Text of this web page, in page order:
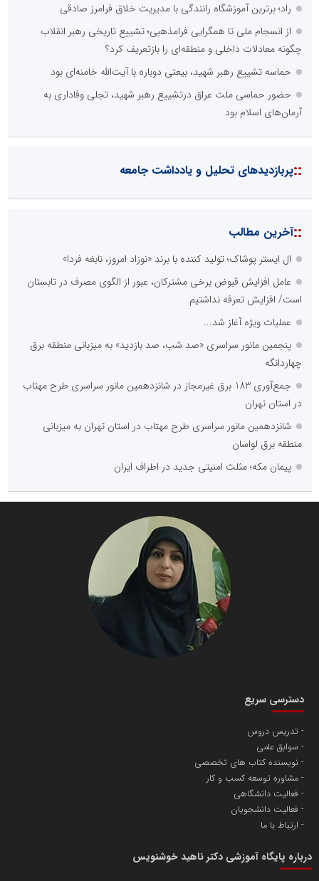
راد؛ برترین آموزشگاه رانندگی با مدیریت خلاق فرامرز صادقی
از انسجام ملی تا همگرایی فرامذهبی؛ تشییع تاریخی رهبر انقلاب
چگونه معادلات داخلی و منطقه‌ای را بازتعریف کرد؟
حماسه تشییع رهبر شهید، بیعتی دوباره با آیت‌الله خامنه‌ای بود
حضور حماسی ملت عراق درتشییع رهبر شهید، تجلی وفاداری به
آرمان‌های اسلام بود
::پربازدیدهای تحلیل و یادداشت جامعه
::آخرین مطالب
ال ایستر پوشاک؛ تولید کننده با برند «نوزاد امروز، نابغه فردا»
عامل افزایش قبوض برخی مشترکان، عبور از الگوی مصرف در تابستان
است/ افزایش تعرفه نداشتیم
عملیات ویژه آغاز شد...
پنجمین مانور سراسری «صد شب، صد بازدید» به میزبانی منطقه برق
چهاردانگه
جمع‌آوری 183 برق غیرمجاز در شانزدهمین مانور سراسری طرح مهتاب
در استان تهران
شانزدهمین مانور سراسری طرح مهتاب در استان تهران به میزبانی
منطقه برق لواسان
پیمان مکه؛ مثلث امنیتی جدید در اطراف ایران
دسترسی سریع
تدریس دروس
سوابق علمی
نویسنده کتاب های تخصصی
مشاوره توسعه کسب و کار
فعالیت دانشگاهی
فعالیت دانشجویان
ارتباط با ما
درباره پایگاه آموزشی دکتر ناهید خوشنویس